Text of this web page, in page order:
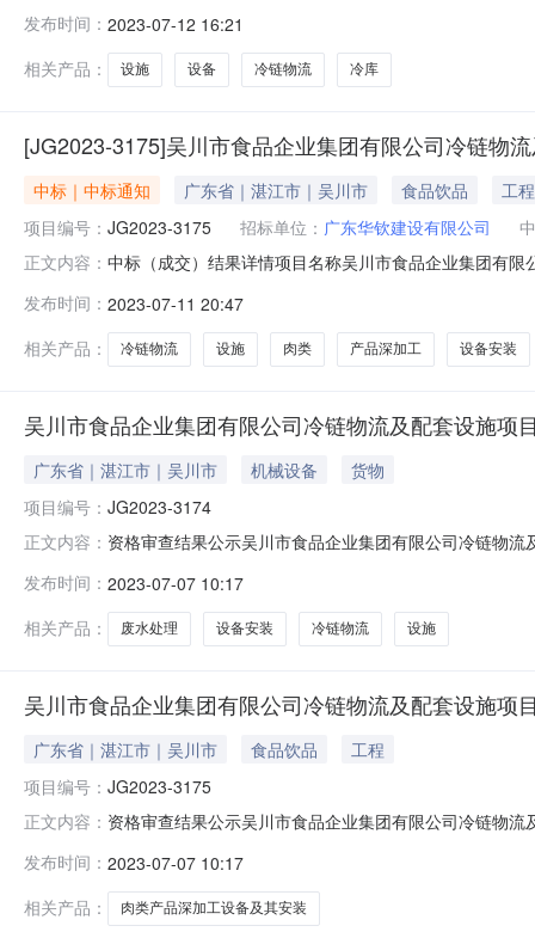
1215:33:49
发布时间： 2023-07-12 16:21
相关产品：
设施 设备 冷链物流 冷库
[JG2023-3175]吴川市食品企业集团有限公司冷链物
中标｜中标通知 广东省｜湛江市｜吴川市 食品饮品
工程
项目编号： JG2023-3175 招标单位： 广东华钦建设有限公司
正文内容： 中标（成交）结果详情项目名称吴川市食品企业集团有
07-1119:58:38
发布时间： 2023-07-11 20:47
相关产品：
冷链物流 设施 肉类 产品深加工 设备安装
吴川市食品企业集团有限公司冷链物流及配套设施项
广东省｜湛江市｜吴川市 机械设备
货物
项目编号： JG2023-3174
正文内容： 资格审查结果公示吴川市食品企业集团有限公司冷链物
人民共和国招标投标法实施条例》的规定，投标申请人
日起3日内作出书面答复，作出答
发布时间： 2023-07-07 10:17
相关产品：
废水处理 设备安装 冷链物流 设施
吴川市食品企业集团有限公司冷链物流及配套设施项
广东省｜湛江市｜吴川市 食品饮品
工程
项目编号： JG2023-3175
正文内容： 资格审查结果公示吴川市食品企业集团有限公司冷链物
《中华人民共和国招标投标法实施条例》的规定，投标
异议之日起3日内作出书面答复，作
发布时间： 2023-07-07 10:17
相关产品：
肉类产品深加工设备及其安装